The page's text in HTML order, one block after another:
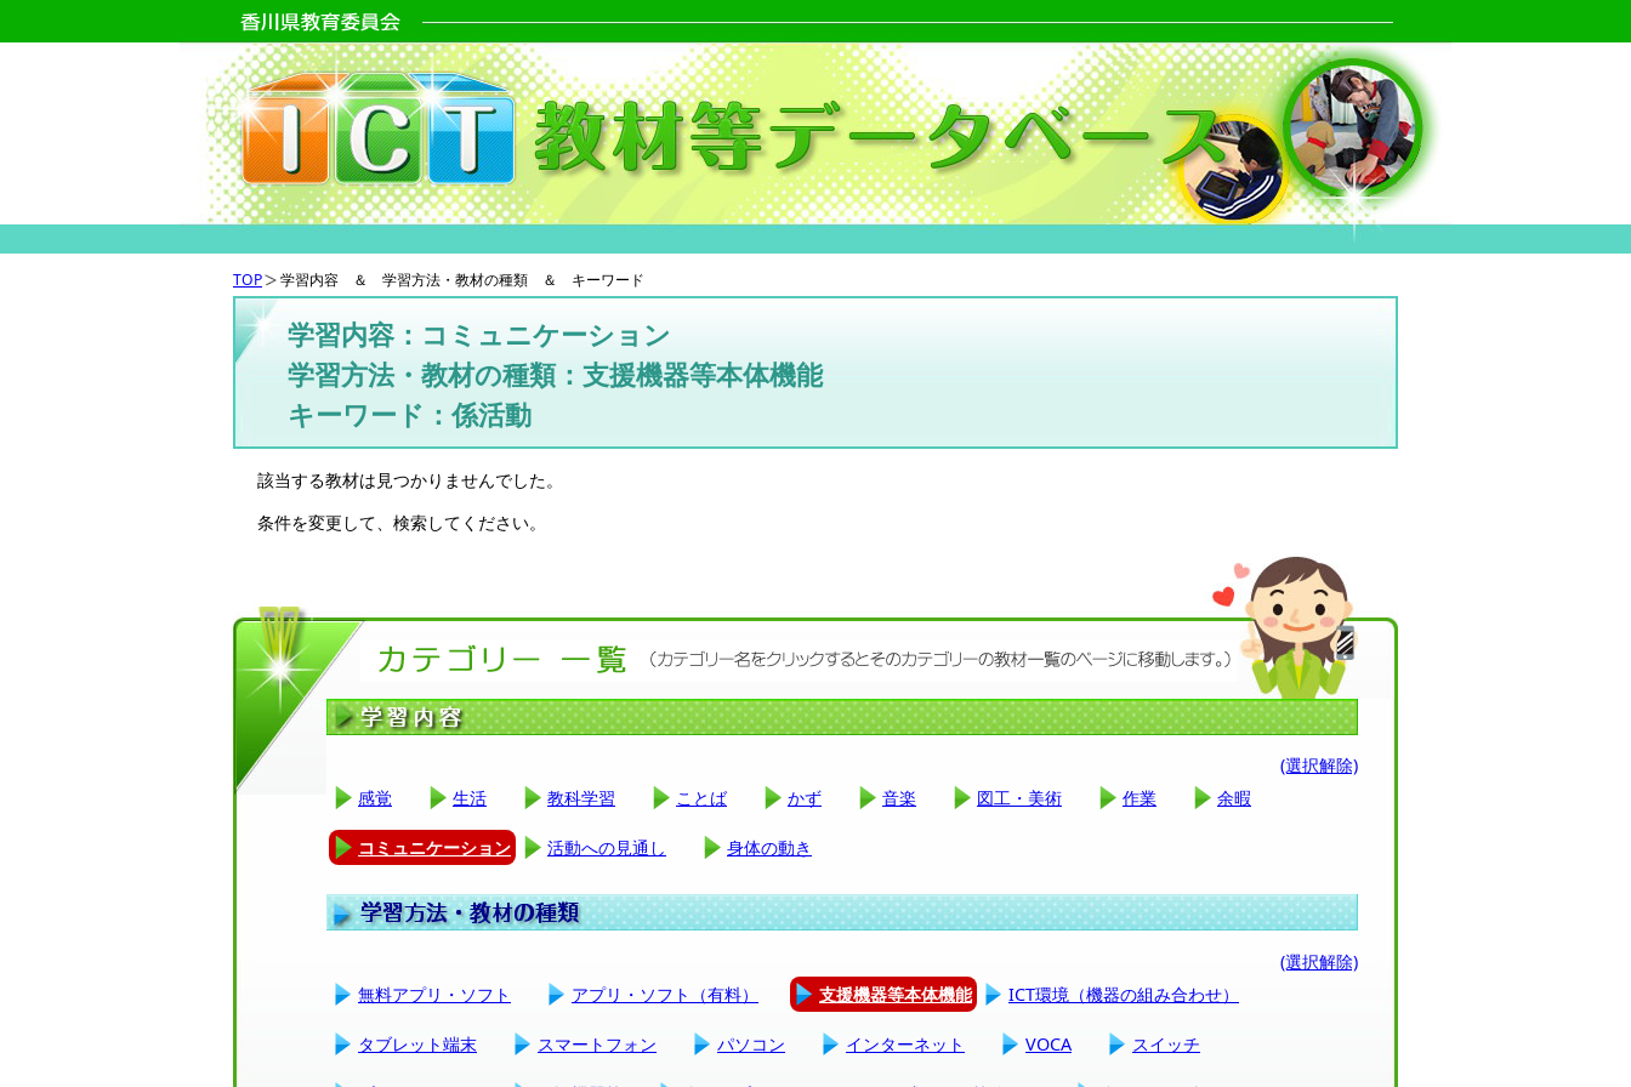
TOP 学習内容 ＆ 学習方法・教材の種類 ＆ キーワード
学習内容：コミュニケーション
学習方法・教材の種類：支援機器等本体機能
キーワード：係活動
該当する教材は見つかりませんでした。
条件を変更して、検索してください。
(選択解除)
感覚
生活 教科学習 ことば かず 音楽 図工・美術 作業 余暇
コミュニケーション 活動への見通し 身体の動き
(選択解除)
無料アプリ・ソフト
アプリ・ソフト（有料） 支援機器等本体機能 ICT環境（機器の組み合わせ）
タブレット端末 スマートフォン パソコン インターネット VOCA スイッチ